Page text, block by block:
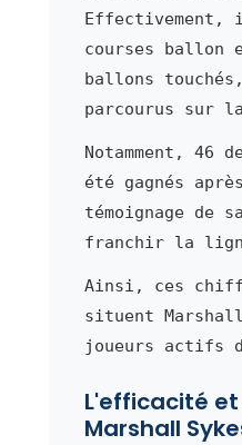
Effectivement,
courses ballon
ballons
parcourus sur
Notamment, 46
été gagnés
témoignage de
franchir la
Ainsi, ces
situent
joueurs actifs
L'efficacité
Marshall